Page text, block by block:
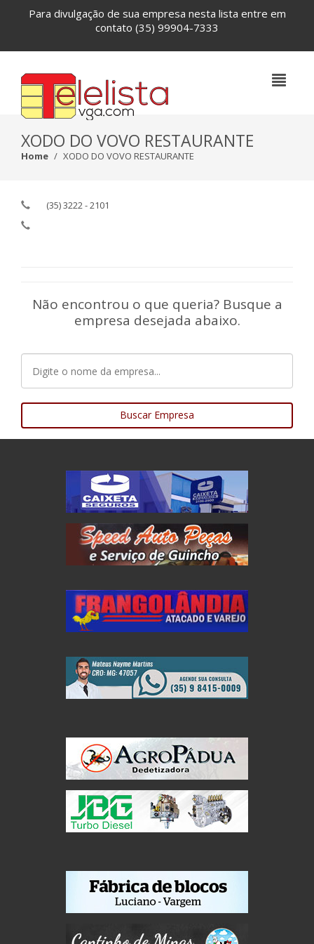
Para divulgação de sua empresa nesta lista entre em
contato (35) 99904-7333
XODO DO VOVO RESTAURANTE
Home XODO DO VOVO RESTAURANTE
(35) 3222 - 2101
Não encontrou o que queria? Busque a
empresa desejada abaixo.
Buscar Empresa